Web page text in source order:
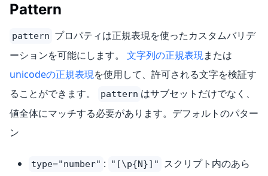
Pattern
pattern プロパティは正規表現を使ったカスタムバリデ
ーションを可能にします。 文字列の正規表現または
unicodeの正規表現を使用して、許可される文字を検証す
ることができます。
pattern はサブセットだけでなく、
値全体にマッチする必要があります。デフォルトのパター
ン
type="number" : "[\p{N}]"
スクリプト内のあら